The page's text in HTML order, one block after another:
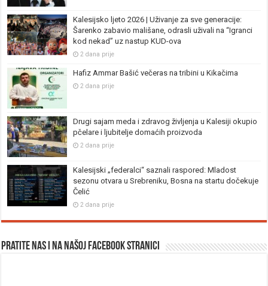
Kalesijsko ljeto 2026 | Uživanje za sve generacije:
Šarenko zabavio mališane, odrasli uživali na “Igranci
kod nekad” uz nastup KUD-ova
2 dana prije
Hafiz Ammar Bašić večeras na tribini u Kikačima
2 dana prije
Drugi sajam meda i zdravog življenja u Kalesiji okupio
pčelare i ljubitelje domaćih proizvoda
2 dana prije
Kalesijski „federalci“ saznali raspored: Mladost
sezonu otvara u Srebreniku, Bosna na startu dočekuje
Čelić
2 dana prije
Pratite nas i na našoj facebook stranici